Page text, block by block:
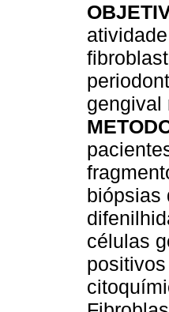
gengival
biópsias
células